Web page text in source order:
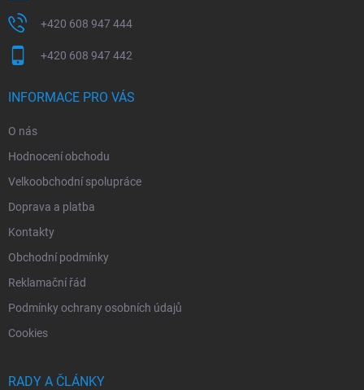
+420 608 947 444
+420 608 947 442
INFORMACE PRO VÁS
O nás
Hodnocení obchodu
Velkoobchodní spolupráce
Doprava a platba
Kontakty
Obchodní podmínky
Reklamační řád
Podmínky ochrany osobních údajů
Cookies
RADY A ČLÁNKY